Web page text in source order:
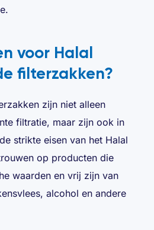
voor Halal
filterzakken?
zijn niet alleen
filtratie, maar zijn ook in
strikte eisen van het Halal
op producten die
waarden en vrij zijn van
alcohol en andere